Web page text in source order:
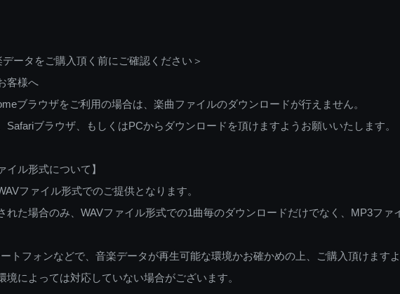
ータをご購入頂く前にご確認ください＞
客様へ
ブラウザをご利用の場合は、楽曲ファイルのダウンロードが行えません。
Safariブラウザ、もしくはPCからダウンロードを頂けますようお願いいたします。
イル形式について】
ファイル形式でのご提供となります。
た場合のみ、WAVファイル形式での1曲毎のダウンロードだけでなく、MP3ファ
トフォンなどで、音楽データが再生可能な環境かお確かめの上、ご購入頂けますよ
境によっては対応していない場合がございます。